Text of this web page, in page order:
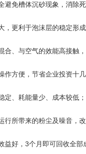
避免槽体沉砂现象，消除
，更利于泡沫层的稳定形
合、与空气的效能高接触
方便，节省企业投资十几
定、耗能量少、成本较低；
所带来的粉尘及噪音，改
好，3个月即可回收全部